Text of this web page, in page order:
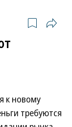
к новому
требуются